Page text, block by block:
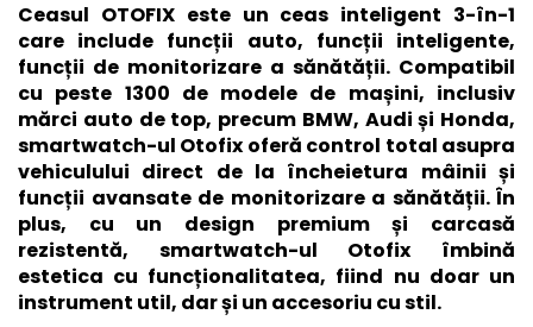
Ceasul OTOFIX este un ceas inteligent 3-în-1
care include funcții auto, funcții inteligente,
funcții de monitorizare a sănătății. Compatibil
cu peste 1300 de modele de mașini, inclusiv
mărci auto de top, precum BMW, Audi și Honda,
smartwatch-ul Otofix oferă control total asupra
vehiculului direct de la încheietura mâinii și
funcții avansate de monitorizare a sănătății. În
plus, cu un design premium și carcasă
rezistentă, smartwatch-ul Otofix îmbină
estetica cu funcționalitatea, fiind nu doar un
instrument util, dar și un accesoriu cu stil.